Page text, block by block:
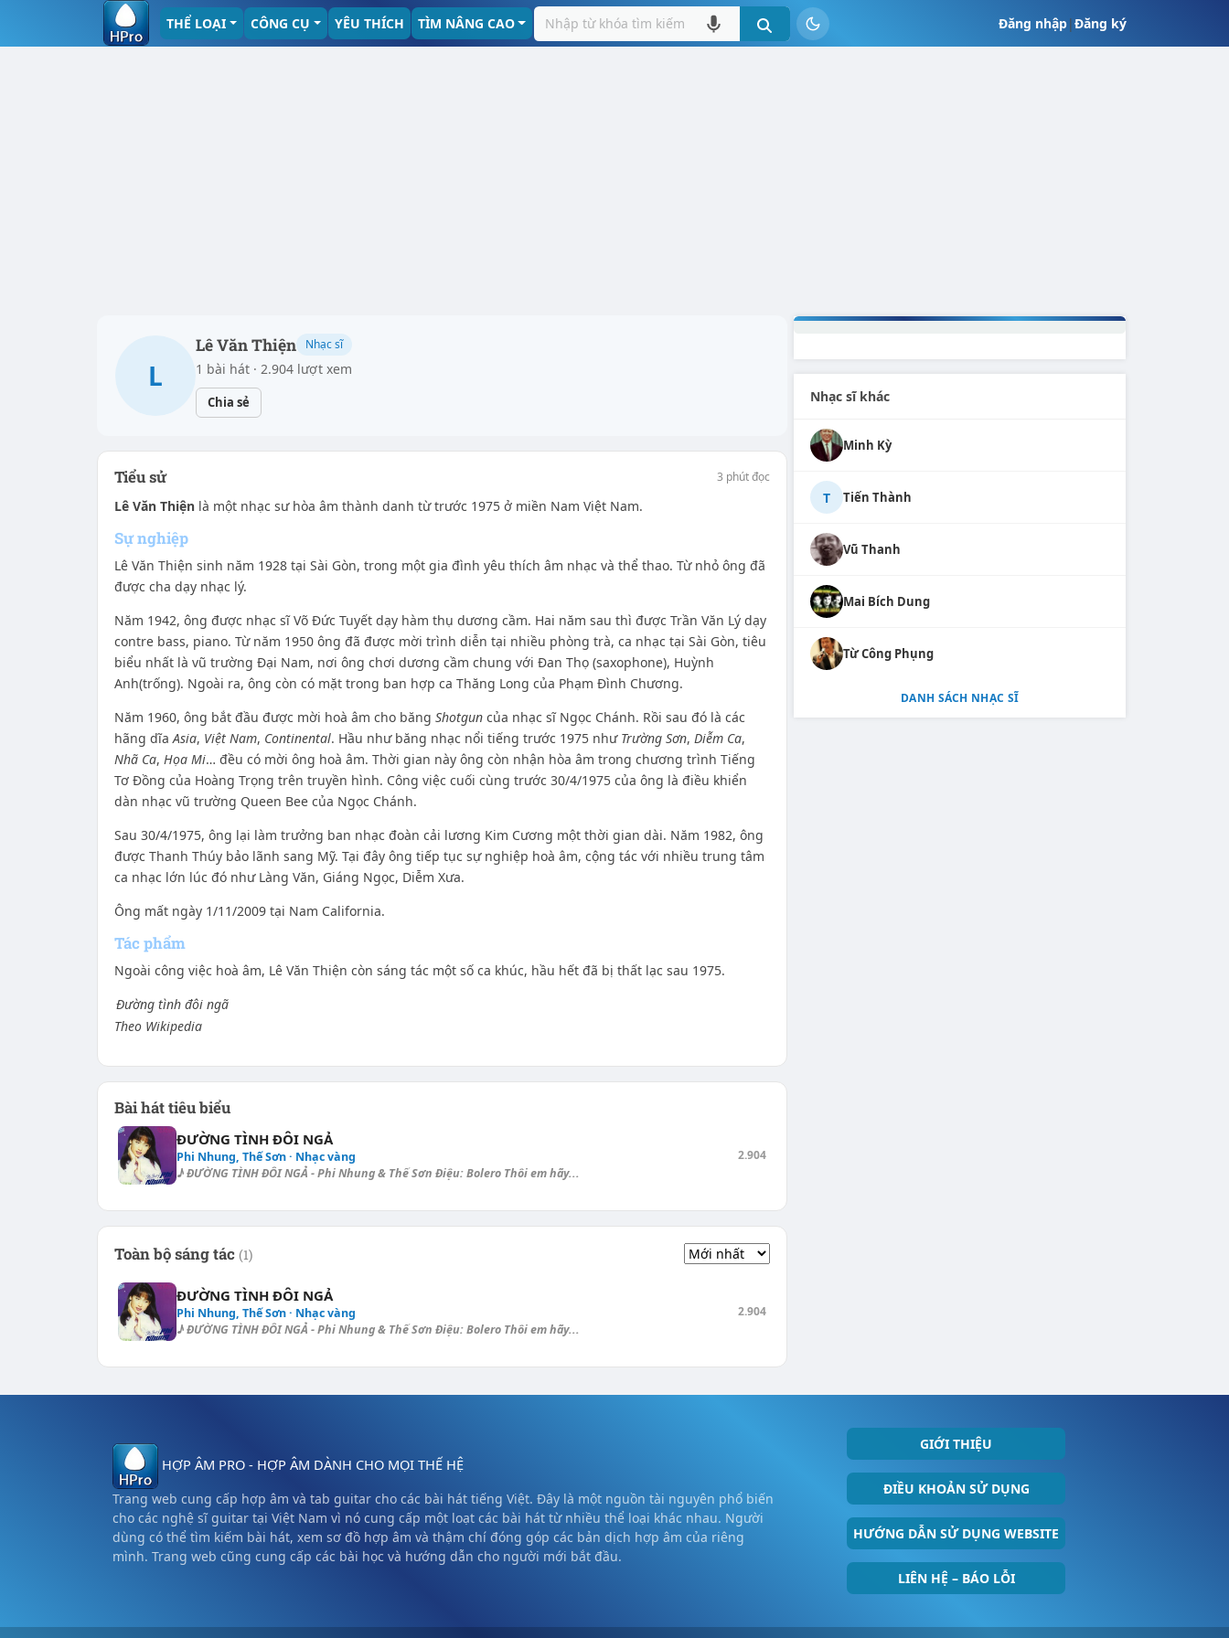
Đăng nhập|Đăng ký
THỂ LOẠI CÔNG CỤ YÊU THÍCH TÌM NÂNG CAO
L
Lê Văn Thiện Nhạc sĩ
1 bài hát · 2.904 lượt xem
Chia sẻ
Tiểu sử 3 phút đọc
Lê Văn Thiệnlà một nhạc sư hòa âm thành danh từ trước 1975 ở miền Nam Việt Nam.
Sự nghiệp
Lê Văn Thiện sinh năm 1928 tại Sài Gòn, trong một gia đình yêu thích âm nhạc và thể thao. Từ nhỏ ông đã
được cha dạy nhạc lý.
Năm 1942, ông được nhạc sĩ Võ Đức Tuyết dạy hàm thụ dương cầm. Hai năm sau thì được Trần Văn Lý dạy
contre bass, piano. Từ năm 1950 ông đã được mời trình diễn tại nhiều phòng trà, ca nhạc tại Sài Gòn, tiêu
biểu nhất là vũ trường Đại Nam, nơi ông chơi dương cầm chung với Đan Thọ (saxophone), Huỳnh
Anh(trống). Ngoài ra, ông còn có mặt trong ban hợp ca Thăng Long của Phạm Đình Chương.
Năm 1960, ông bắt đầu được mời hoà âm cho băng Shotguncủa nhạc sĩ Ngọc Chánh. Rồi sau đó là các
hãng dĩaAsia, Việt Nam, Continental. Hầu như băng nhạc nổi tiếng trước 1975 như Trường Sơn, Diễm Ca,
Nhã Ca, Họa Mi… đều có mời ông hoà âm. Thời gian này ông còn nhận hòa âm trong chương trình Tiếng
Tơ Đồng của Hoàng Trọng trên truyền hình. Công việc cuối cùng trước 30/4/1975 của ông là điều khiển
dàn nhạc vũ trường Queen Bee của Ngọc Chánh.
Sau 30/4/1975, ông lại làm trưởng ban nhạc đoàn cải lương Kim Cương một thời gian dài. Năm 1982, ông
được Thanh Thúy bảo lãnh sang Mỹ. Tại đây ông tiếp tục sự nghiệp hoà âm, cộng tác với nhiều trung tâm
ca nhạc lớn lúc đó như Làng Văn, Giáng Ngọc, Diễm Xưa.
Ông mất ngày 1/11/2009 tại Nam California.
Tác phẩm
Ngoài công việc hoà âm, Lê Văn Thiện còn sáng tác một số ca khúc, hầu hết đã bị thất lạc sau 1975.
Đường tình đôi ngã
Theo Wikipedia
Bài hát tiêu biểu
ĐƯỜNG TÌNH ĐÔI NGẢ
Phi Nhung, Thế Sơn · Nhạc vàng
♪ ĐƯỜNG TÌNH ĐÔI NGẢ - Phi Nhung & Thế Sơn Điệu: Bolero Thôi em hãy...
2.904
Toàn bộ sáng tác (1)
ĐƯỜNG TÌNH ĐÔI NGẢ
Phi Nhung, Thế Sơn · Nhạc vàng
♪ ĐƯỜNG TÌNH ĐÔI NGẢ - Phi Nhung & Thế Sơn Điệu: Bolero Thôi em hãy...
2.904
Nhạc sĩ khác
Minh Kỳ
T Tiến Thành
Vũ Thanh
Mai Bích Dung
Từ Công Phụng
DANH SÁCH NHẠC SĨ
HỢP ÂM PRO - HỢP ÂM DÀNH CHO MỌI THẾ HỆ
Trang web cung cấp hợp âm và tab guitar cho các bài hát tiếng Việt. Đây là một nguồn tài nguyên phổ biến
cho các nghệ sĩ guitar tại Việt Nam vì nó cung cấp một loạt các bài hát từ nhiều thể loại khác nhau. Người
dùng có thể tìm kiếm bài hát, xem sơ đồ hợp âm và thậm chí đóng góp các bản dịch hợp âm của riêng
mình. Trang web cũng cung cấp các bài học và hướng dẫn cho người mới bắt đầu.
GIỚI THIỆU
ĐIỀU KHOẢN SỬ DỤNG
HƯỚNG DẪN SỬ DỤNG WEBSITE
LIÊN HỆ – BÁO LỖI